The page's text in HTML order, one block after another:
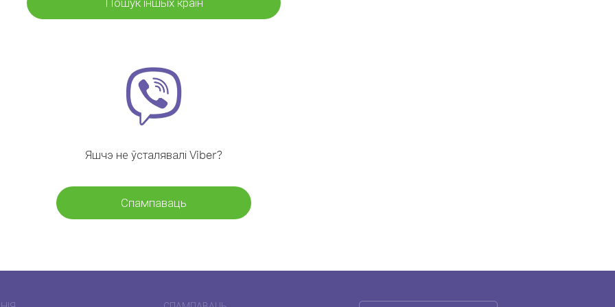
Яшчэ не ўсталявалі Viber?
Спампаваць